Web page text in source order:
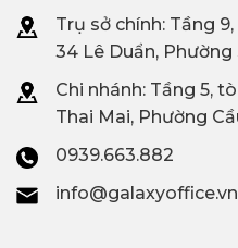
Trụ sở chính: Tầng
34 Lê Duẩn, Phường
Chi nhánh: Tầng 5,
Thai Mai, Phường
0939.663.882
info@galaxyoffice.vn